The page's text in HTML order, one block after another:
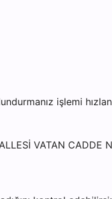
işlemi
VATAN CADDE